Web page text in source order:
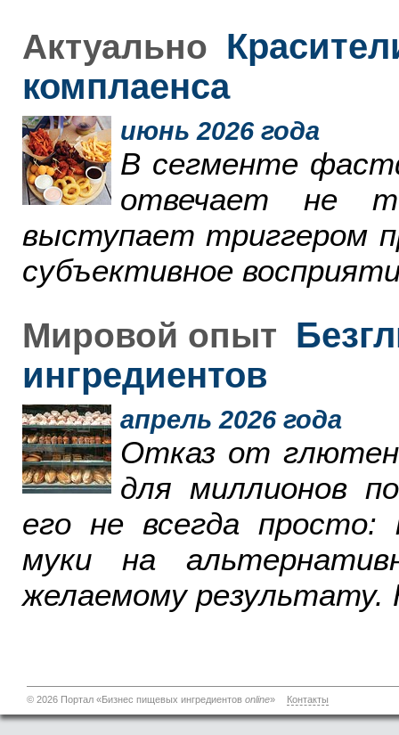
Актуально
комплаенса
июнь 2026 года
В сегменте
отвечает не
выступает триггером
субъективное
Мировой опыт
ингредиентов
апрель 2026 года
Отказ от
для миллионов
его не всегда просто:
муки на
желаемому результату.
© 2026 Портал «Бизнес пищевых ингредиентов online» Контакты